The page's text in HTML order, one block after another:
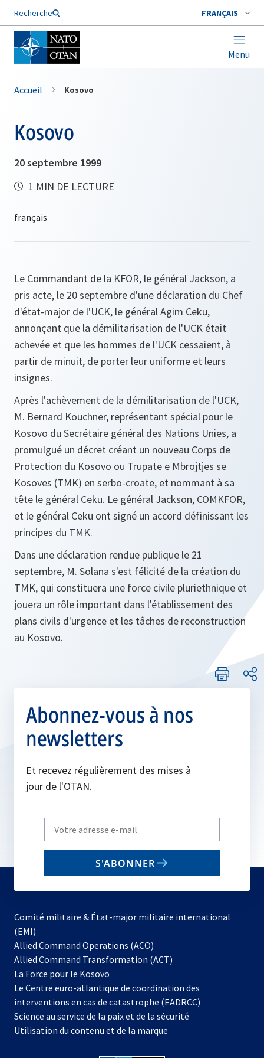
Recherche FRANÇAIS
Menu
Nom de famille*
Accueil Kosovo
Kosovo
20 septembre 1999
1 MIN DE LECTURE
Le Commandant de la KFOR, le général Jackson, a
pris acte, le 20 septembre d'une déclaration du Chef
d'état-major de l'UCK, le général Agim Ceku,
annonçant que la démilitarisation de l'UCK était
achevée et que les hommes de l'UCK cessaient, à
partir de minuit, de porter leur uniforme et leurs
insignes.
Après l'achèvement de la démilitarisation de l'UCK,
M. Bernard Kouchner, représentant spécial pour le
Kosovo du Secrétaire général des Nations Unies, a
promulgué un décret créant un nouveau Corps de
Protection du Kosovo ou Trupate e Mbrojtjes se
Kosoves (TMK) en serbo-croate, et nommant à sa
tête le général Ceku. Le général Jackson, COMKFOR,
et le général Ceku ont signé un accord définissant les
principes du TMK.
Dans une déclaration rendue publique le 21
septembre, M. Solana s'est félicité de la création du
TMK, qui constituera une force civile pluriethnique et
jouera un rôle important dans l'établissement des
plans civils d'urgence et les tâches de reconstruction
au Kosovo.
Abonnez-vous à nos
newsletters
Et recevez régulièrement des mises à
jour de l'OTAN.
Write
your
email
S'ABONNER
Comité militaire & État-major militaire international
(EMI)
Allied Command Operations (ACO)
dans
nouvel
onglet
Allied Command Transformation (ACT)
La Force pour le Kosovo
dans
un
nouvel
onglet
Le Centre euro-atlantique de coordination des
interventions en cas de catastrophe (EADRCC)
Science au service de la paix et de la sécurité
Utilisation du contenu et de la marque